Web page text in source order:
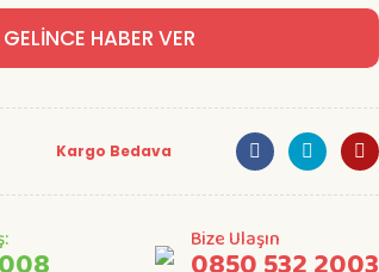
GELİNCE HABER VER
Kargo Bedava
Bize Ulaşın